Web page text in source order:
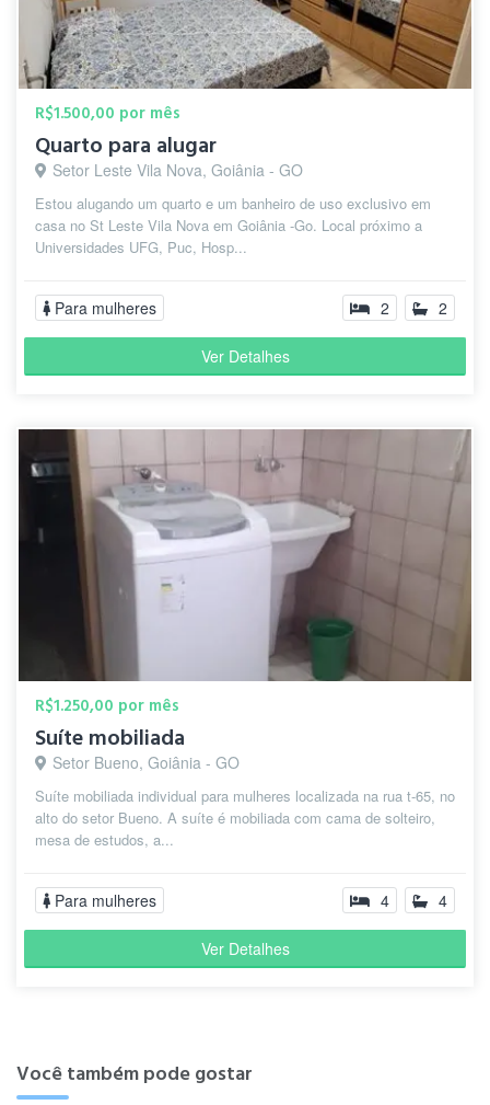
R$1.500,00 por mês
Quarto para alugar
Setor Leste Vila Nova, Goiânia - GO
Estou alugando um quarto e um banheiro de uso exclusivo em
casa no St Leste Vila Nova em Goiânia -Go. Local próximo a
Universidades UFG, Puc, Hosp...
Para mulheres 2 2
Ver Detalhes
R$1.250,00 por mês
Suíte mobiliada
Setor Bueno, Goiânia - GO
Suíte mobiliada individual para mulheres localizada na rua t-65, no
alto do setor Bueno. A suíte é mobiliada com cama de solteiro,
mesa de estudos, a...
Para mulheres 4 4
Ver Detalhes
Você também pode gostar